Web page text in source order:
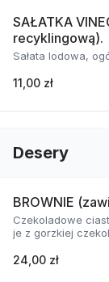
SAŁATKA
recyklingową).
Sałata lodowa,
11,00 zł
Desery
BROWNIE
Czekoladowe
je z gorzkiej
24,00 zł